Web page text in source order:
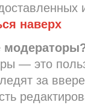
наверх
— это
за